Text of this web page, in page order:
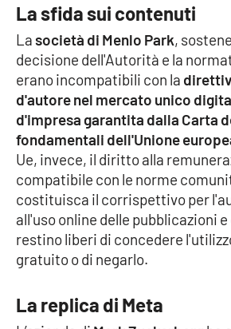
Società
Sport
RUBRICHE
Good Morning Vietnam
Parchi Marini Calabria
Leggendo Alvaro insieme
Le perfidie di Antonella Grippo
La sfida sui contenuti
Lasocietà di Menlo Park,
decisione dell'Autorità e la
erano incompatibili con la
d'autore nel mercato unico
d'impresa garantita dalla Carta
fondamentali dell'Unione
Ue, invece, il diritto alla
compatibile con le norme
costituisca il corrispettivo per
all'uso online delle pubblicazioni
restino liberi di concedere
gratuito o di negarlo.
La replica di Meta